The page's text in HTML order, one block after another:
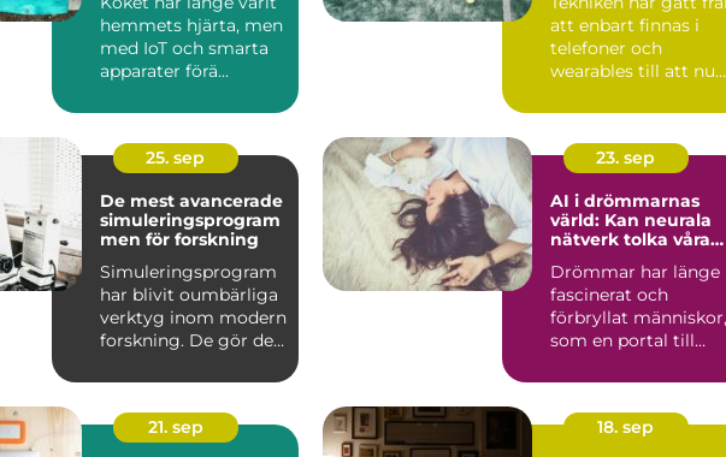
hemmets hjärta, men
med IoT och smarta
apparater förä...
att enbart finnas i
telefoner och
wearables till att nu
25. sep
De mest avancerade
simuleringsprogram
men för forskning
Simuleringsprogram
har blivit oumbärliga
verktyg inom modern
forskning. De gör det
23. sep
AI i drömmarnas
värld: Kan neurala
nätverk tolka våra
Drömmar har länge
fascinerat och
förbryllat människor,
som en portal till
21. sep
18. sep